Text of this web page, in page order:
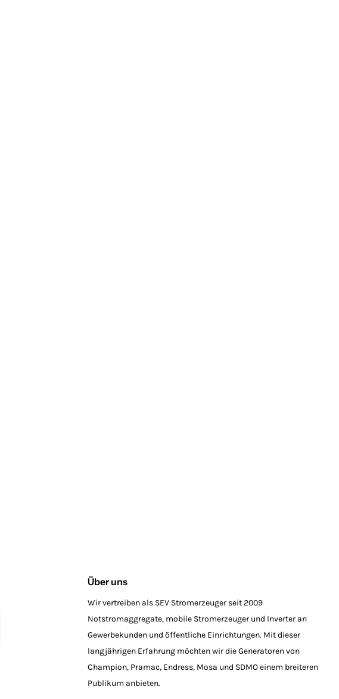
Über uns
Wir vertreiben als SEV Stromerzeuger seit 2009
Notstromaggregate, mobile Stromerzeuger und Inverter an
Gewerbekunden und öffentliche Einrichtungen. Mit dieser
langjährigen Erfahrung möchten wir die Generatoren von
Champion, Pramac, Endress, Mosa und SDMO einem breiteren
Publikum anbieten.